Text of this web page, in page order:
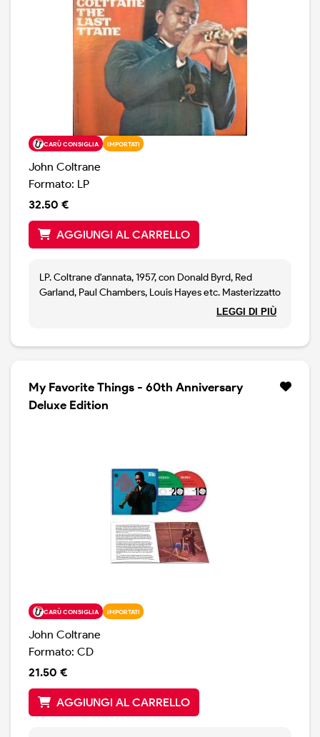
CARÙ CONSIGLIA IMPORTATI
John Coltrane
Formato: LP
32.50 €
AGGIUNGI AL CARRELLO
LP. Coltrane d'annata, 1957, con Donald Byrd, Red
Garland, Paul Chambers, Louis Hayes etc. Masterizzatto
LEGGI DI PIÙ
My Favorite Things - 60th Anniversary
Deluxe Edition
CARÙ CONSIGLIA IMPORTATI
John Coltrane
Formato: CD
21.50 €
AGGIUNGI AL CARRELLO